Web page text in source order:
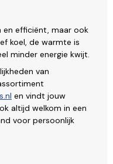
en efficiënt, maar ook
koel, de warmte is
minder energie kwijt.
van
en vindt jouw
altijd welkom in een
voor persoonlijk